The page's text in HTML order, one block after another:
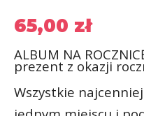
65,00 zł
ALBUM NA
prezent z okazji
Wszystkie